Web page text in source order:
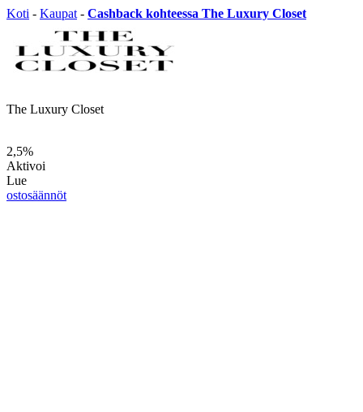
Koti - Kaupat - Cashback kohteessa The Luxury Closet
The Luxury Closet
2,5%
Aktivoi
Lue
ostosäännöt